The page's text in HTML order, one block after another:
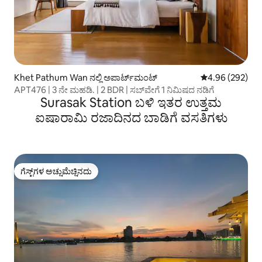
Khet Pathum Wan ನಲ್ಲಿ ಅಪಾರ್ಟ್‌ಮಂಟ್ 5 ರಲ್ಲಿ 4.96
4.96 (292)
APT476 | 3 ನೇ ಮಹಡಿ. | 2 BDR | ಸಬ್‌ವೇಗೆ 1 ನಿಮಿಷದ ನಡಿಗೆ
Surasak Station ಬಳಿ ಇತರ ಉತ್ತಮ
ಐಷಾರಾಮಿ ರಜಾದಿನದ ಬಾಡಿಗೆ ವಸತಿಗಳು
ಗೆಸ್ಟ್‌ಗಳ ಅಚ್ಚುಮೆಚ್ಚಿನದು
ಗೆಸ್ಟ್‌ಗಳ ಅಚ್ಚುಮೆಚ್ಚಿನದು